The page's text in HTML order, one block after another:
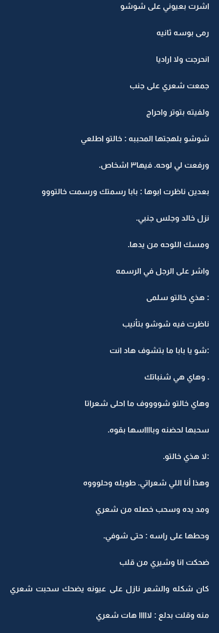
اشرت بعيوني على شوشو
رمى بوسه ثانيه
انحرجت ولا اراديا
جمعت شعري على جنب
ولفيته بتوتر واحراج
شوشو بلهجتها المحببه : خالتو اطلعي
ورفعت لي لوحه. فيها٣ اشخاص.
بعدين ناظرت ابوها : بابا رسمتك ورسمت خالتووو
نزل خالد وجلس جنبي.
ومسك اللوحه من يدها.
واشر على الرجل في الرسمه
: هذي خالتو سلمى
ناظرت فيه شوشو بتأنيب
:شو يا بابا ما بتشوف هاد انت
. وهاي هي شنباتك
وهاي خالتو شووووف ما احلى شعراتا
سحبها لحضنه وبااااسها بقوه.
:لا هذي خالتو.
وهذا أنا اللي شعراتي. طويله وحلوووه
ومد يده وسحب خصله من شعري
وحطها على راسه : حتى شوفي.
ضحكت انا وشيري من قلب
كان شكله والشعر نازل على عيونه يضحك سحبت شعري
منه وقلت بدلع : لااااا هات شعري